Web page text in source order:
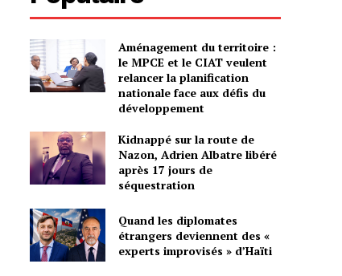
Aménagement du territoire :
le MPCE et le CIAT veulent
relancer la planification
nationale face aux défis du
développement
Kidnappé sur la route de
Nazon, Adrien Albatre libéré
après 17 jours de
séquestration
Quand les diplomates
étrangers deviennent des «
experts improvisés » d’Haïti